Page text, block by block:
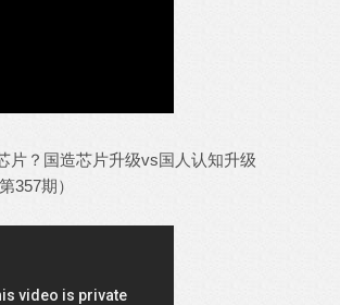
片？国造芯片升级vs国人认知升级
357期）